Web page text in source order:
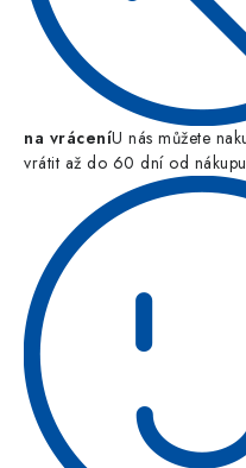
na vráceníU nás můžete
vrátit až do 60 dní od nákupu